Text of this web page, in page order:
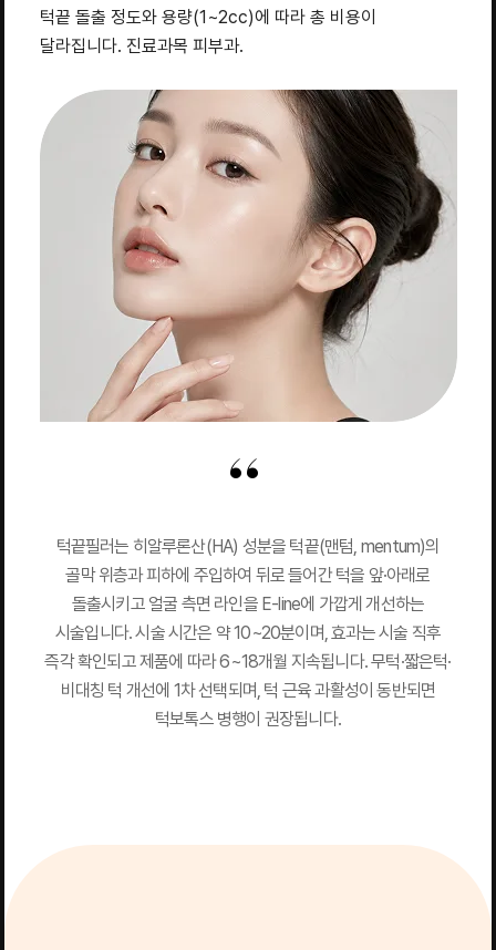
턱끝 돌출 정도와 용량(1~2cc)에 따라 총 비용이
달라집니다. 진료과목 피부과.
턱끝필러는 히알루론산(HA) 성분을 턱끝(맨텀, mentum)의
골막 위층과 피하에 주입하여 뒤로 들어간 턱을 앞·아래로
돌출시키고 얼굴 측면 라인을 E-line에 가깝게 개선하는
시술입니다. 시술 시간은 약 10~20분이며, 효과는 시술 직후
즉각 확인되고 제품에 따라 6~18개월 지속됩니다. 무턱·짧은턱·
비대칭 턱 개선에 1차 선택되며, 턱 근육 과활성이 동반되면
턱보톡스 병행이 권장됩니다.